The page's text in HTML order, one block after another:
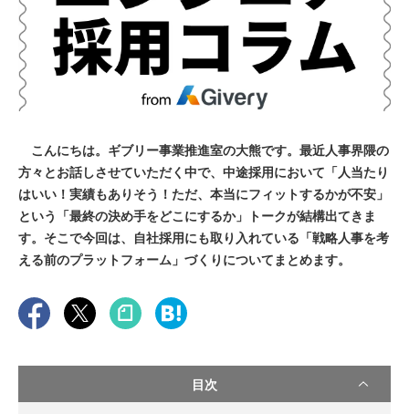
こんにちは。ギブリー事業推進室の大熊です。最近人事界隈の
方々とお話しさせていただく中で、中途採用において「人当たり
はいい！実績もありそう！ただ、本当にフィットするかが不安」
という「最終の決め手をどこにするか」トークが結構出てきま
す。そこで今回は、自社採用にも取り入れている「戦略人事を考
える前のプラットフォーム」づくりについてまとめます。
目次